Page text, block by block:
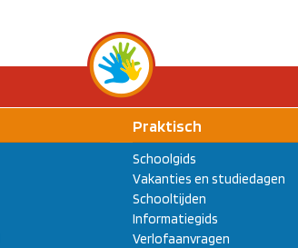
Praktisch
Schoolgids
Vakanties en studiedagen
Schooltijden
Informatiegids
Verlofaanvragen